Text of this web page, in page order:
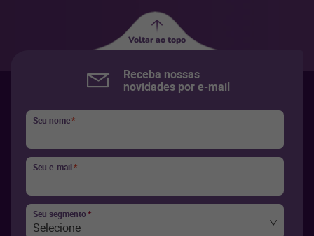
Voltar ao topo
Receba nossas
novidades por e-mail
Seu nome*
Seu e-mail*
Seu segmento*
Selecione